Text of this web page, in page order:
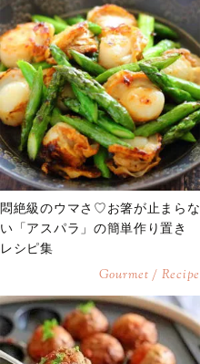
悶絶級のウマさ♡お箸が止まらな
い「アスパラ」の簡単作り置き
レシピ集
Gourmet / Recipe